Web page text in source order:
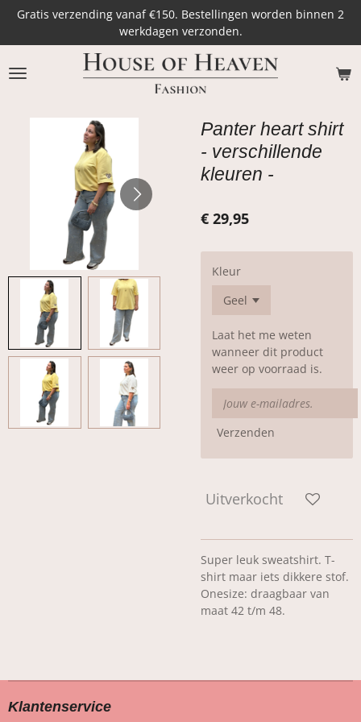
Ga
naar
de
hoofdinhoud
Gratis verzending vanaf €150. Bestellingen worden binnen 2
werkdagen verzonden.
Panter heart shirt
- verschillende
kleuren -
€ 29,95
Kleur
Laat het me weten
wanneer dit product
weer op voorraad is.
Verzenden
Uitverkocht
Super leuk sweatshirt. T-
shirt maar iets dikkere stof.
Onesize: draagbaar van
maat 42 t/m 48.
Klantenservice